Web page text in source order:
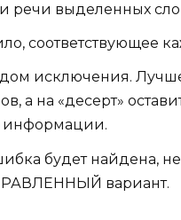
речи выделенных
соответствующее
исключения.
а на «десерт»
информации.
будет найдена, не
вариант.